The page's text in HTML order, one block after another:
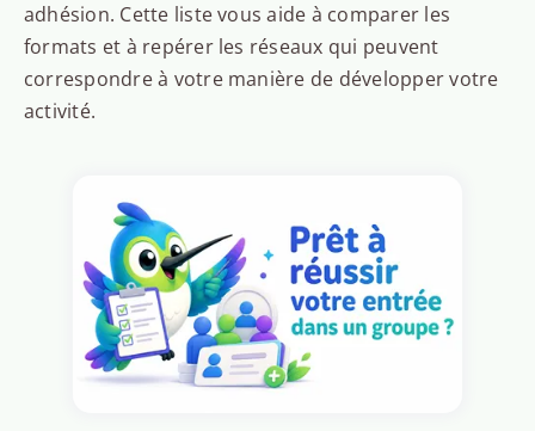
adhésion. Cette liste vous aide à comparer les
formats et à repérer les réseaux qui peuvent
correspondre à votre manière de développer votre
activité.